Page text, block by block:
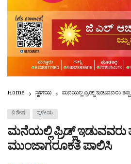
Home ಸ್ಥಳೀಯ ಮನೆಯಲ್ಲಿ ಫ್ರಿಡ್ಜ್ ಇಡುವವರು
ವಿಶೇಷ ಸ್ಥಳೀಯ
ಮನೆಯಲ್ಲಿ ಫ್ರಿಡ್ಜ್ ಇಡುವವರು
ಮುಂಜಾಗರೂಕತೆ ಪಾಲಿಸಿ